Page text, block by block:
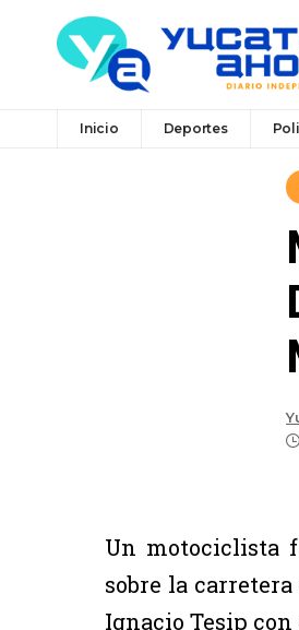
Inicio Deportes
Un motociclista
sobre la
Ignacio Tesip con